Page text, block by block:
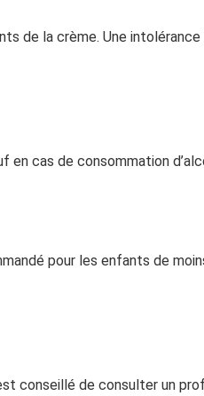
de la crème. Une
cas de consommation
pour les enfants de
conseillé de consulter un